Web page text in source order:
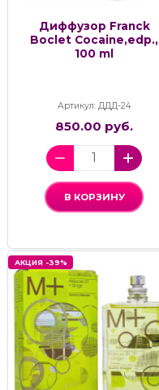
Диффузор Franck
Boclet Cocaine,edp.,
100 ml
Артикул: ДДД-24
850.00 руб.
В КОРЗИНУ
АКЦИЯ -39%